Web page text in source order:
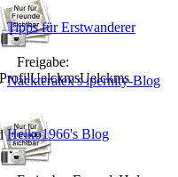
Freigabe:
ProfilUelckmsUelckms
Tipps für Erstwanderer
Nackteralex's ipernity-Blog
Heiko1966's Blog